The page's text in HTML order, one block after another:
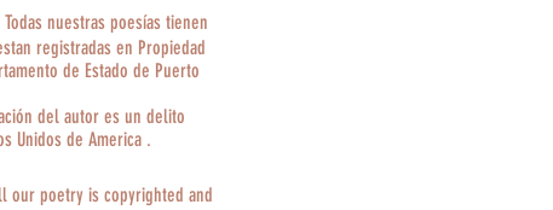
nuestras poesías tienen
registradas en Propiedad
de Estado de Puerto
del autor es un delito
Unidos de America .
our poetry is copyrighted and